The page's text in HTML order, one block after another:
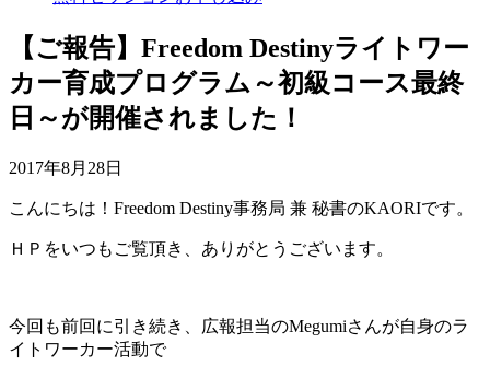
【ご報告】Freedom Destinyライトワー
カー育成プログラム～初級コース最終
日～が開催されました！
2017年8月28日
こんにちは！Freedom Destiny事務局 兼 秘書のKAORIです。
ＨＰをいつもご覧頂き、ありがとうございます。
今回も前回に引き続き、広報担当のMegumiさんが自身のラ
イトワーカー活動で